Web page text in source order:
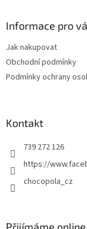
Informace pro
Jak nakupovat
Obchodní podmínky
Podmínky ochrany
Kontakt
739 272 126
https://
chocopola_cz